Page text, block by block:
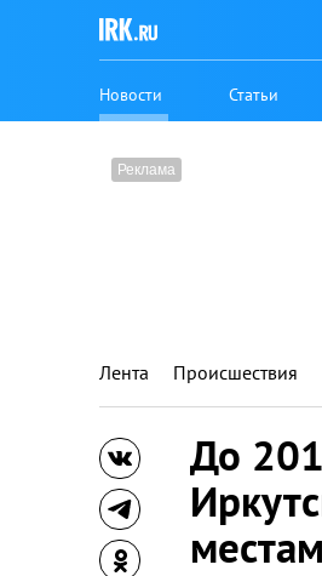
Новости Статьи
Лента Происшествия
До